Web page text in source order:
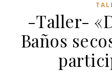
-Taller-
Baños